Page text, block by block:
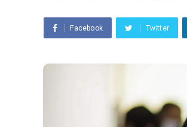
Facebook Twitter